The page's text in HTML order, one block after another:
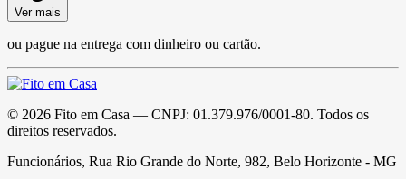
Ver mais
ou pague na entrega com dinheiro ou cartão.
© 2026 Fito em Casa — CNPJ: 01.379.976/0001-80. Todos os
direitos reservados.
Funcionários, Rua Rio Grande do Norte, 982, Belo Horizonte - MG